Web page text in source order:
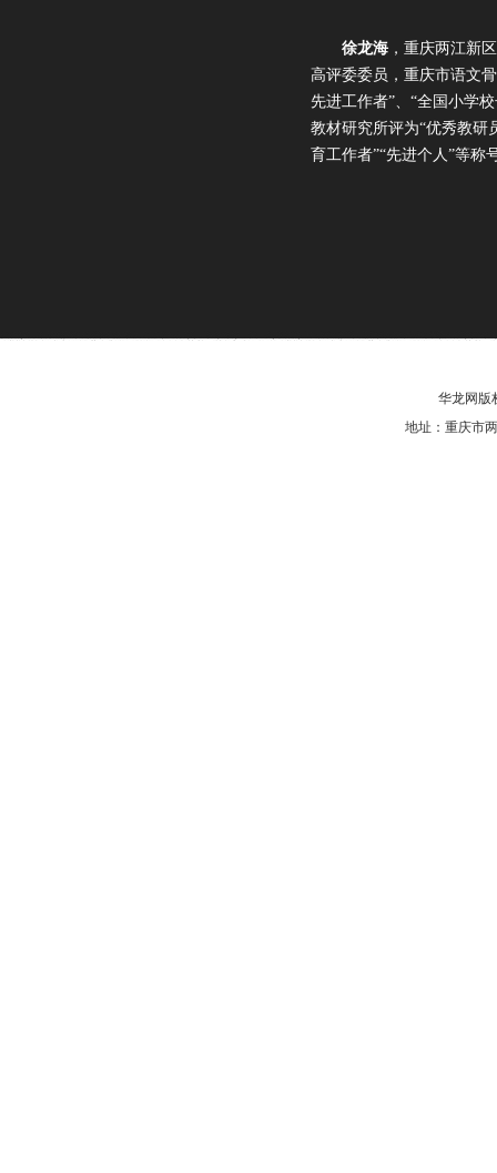
徐龙海 ，重庆两江新
高评委委员，重庆市语文
先进工作者”、“全国小学
教材研究所评为“优秀教研
育工作者”“先进个人”等称
华龙网版
地址：重庆市